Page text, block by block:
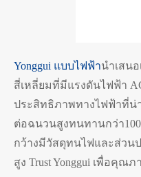
Yonggui แบบไฟฟ้านำเสนอ
สี่เหลี่ยมที่มีแรงดันไฟฟ้า
ประสิทธิภาพทางไฟฟ้าที่น่
ต่อฉนวนสูงทนทานกว่า
กว้างมีวัสดุทนไฟและส่วน
สูง Trust Yonggui เพื่อคุณ